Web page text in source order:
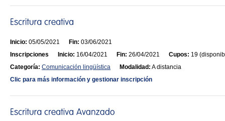
Inicio: 05/05/2021 Fin: 03/06/2021
Inscripciones
Inicio: 16/04/2021 Fin: 26/04/2021 Cupos: 19
Categoría: Comunicación lingüística Modalidad: A distancia
Clic para más información y gestionar inscripción